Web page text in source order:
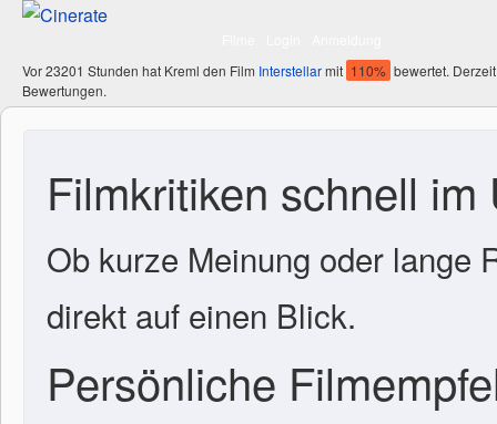
Vor 23201 Stunden hat Kreml den Film Interstellarmit 110% bewertet.
Bewertungen.
Filmkritiken schnell im
Ob kurze Meinung oder lange
direkt auf einen Blick.
Persönliche